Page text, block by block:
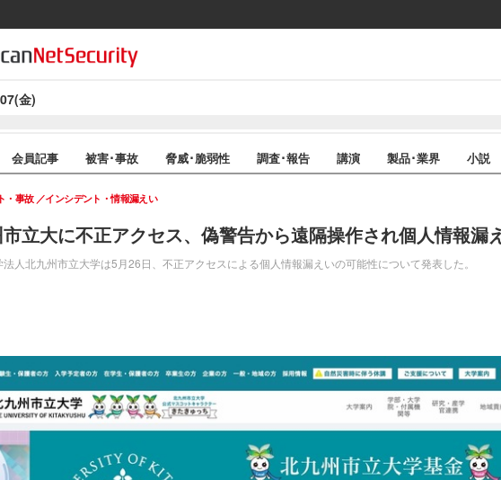
金)
会員記事 被害･事故 脅威･脆弱性 調査･報告 講演 製品･業界 小説
立大に不正アクセス、偽警告から遠隔操作され個人情報漏
人北九州市立大学は5月26日、不正アクセスによる個人情報漏えいの可能性について発表した。
・事故 インシデント・情報漏えい